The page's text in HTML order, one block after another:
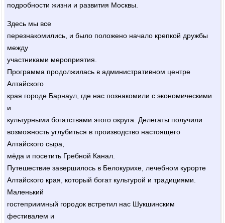
подробности жизни и развития Москвы.
Здесь мы все
перезнакомились, и было положено начало крепкой дружбы
между
участниками мероприятия.
Программа продолжилась в административном центре
Алтайского
края городе Барнаул, где нас познакомили с экономическими
и
культурными богатствами этого округа. Делегаты получили
возможность углубиться в производство настоящего
Алтайского сыра,
мёда и посетить Гребной Канал.
Путешествие завершилось в Белокурихе, лечебном курорте
Алтайского края, который богат культурой и традициями.
Маленький
гостеприимный городок встретил нас Шукшинским
фестивалем и